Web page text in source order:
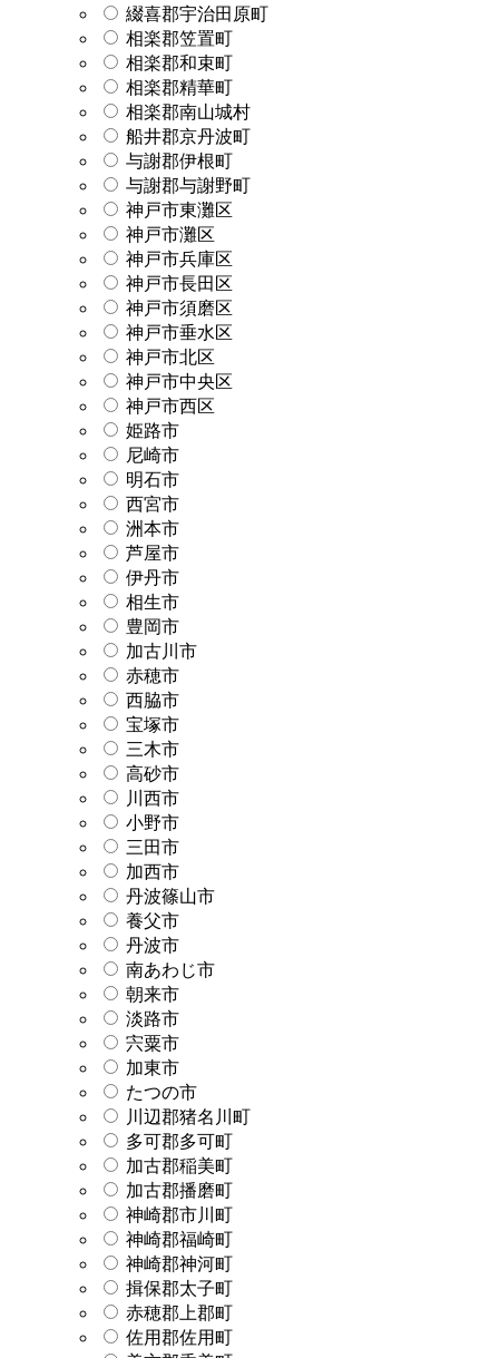
綴喜郡宇治田原町
相楽郡笠置町
相楽郡和束町
相楽郡精華町
相楽郡南山城村
船井郡京丹波町
与謝郡伊根町
与謝郡与謝野町
神戸市東灘区
神戸市灘区
神戸市兵庫区
神戸市長田区
神戸市須磨区
神戸市垂水区
神戸市北区
神戸市中央区
神戸市西区
姫路市
尼崎市
明石市
西宮市
洲本市
芦屋市
伊丹市
相生市
豊岡市
加古川市
赤穂市
西脇市
宝塚市
三木市
高砂市
川西市
小野市
三田市
加西市
丹波篠山市
養父市
丹波市
南あわじ市
朝来市
淡路市
宍粟市
加東市
たつの市
川辺郡猪名川町
多可郡多可町
加古郡稲美町
加古郡播磨町
神崎郡市川町
神崎郡福崎町
神崎郡神河町
揖保郡太子町
赤穂郡上郡町
佐用郡佐用町